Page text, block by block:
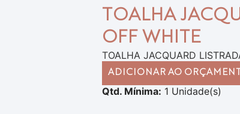
TOALHA
OFF WHITE
TOALHA JACQUARD
ADICIONAR AO
Qtd. Mínima: 1 Unidade(s)